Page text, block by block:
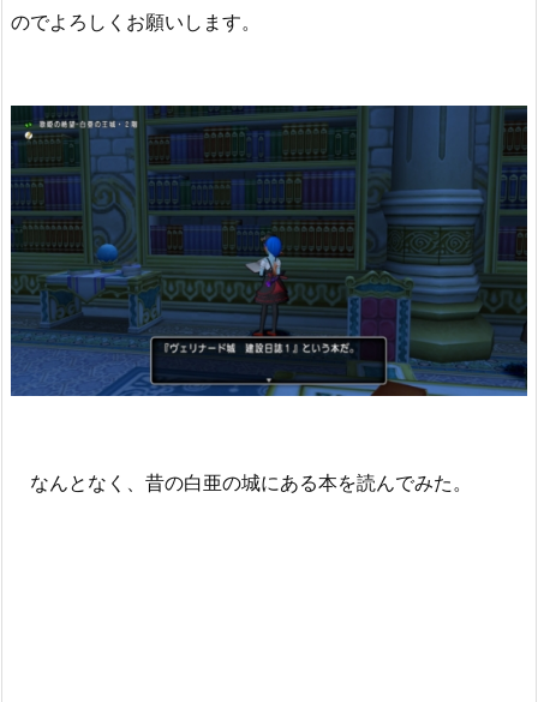
のでよろしくお願いします。
なんとなく、昔の白亜の城にある本を読んでみた。